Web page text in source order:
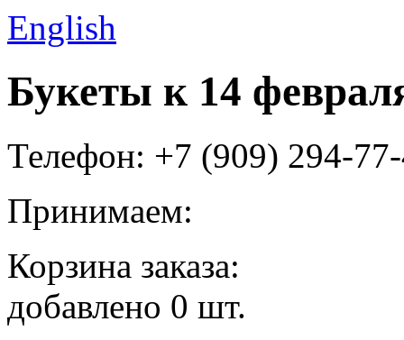
English
Букеты к 14
Телефон: +7 (909) 294-
Принимаем:
Корзина заказа:
добавлено 0 шт.